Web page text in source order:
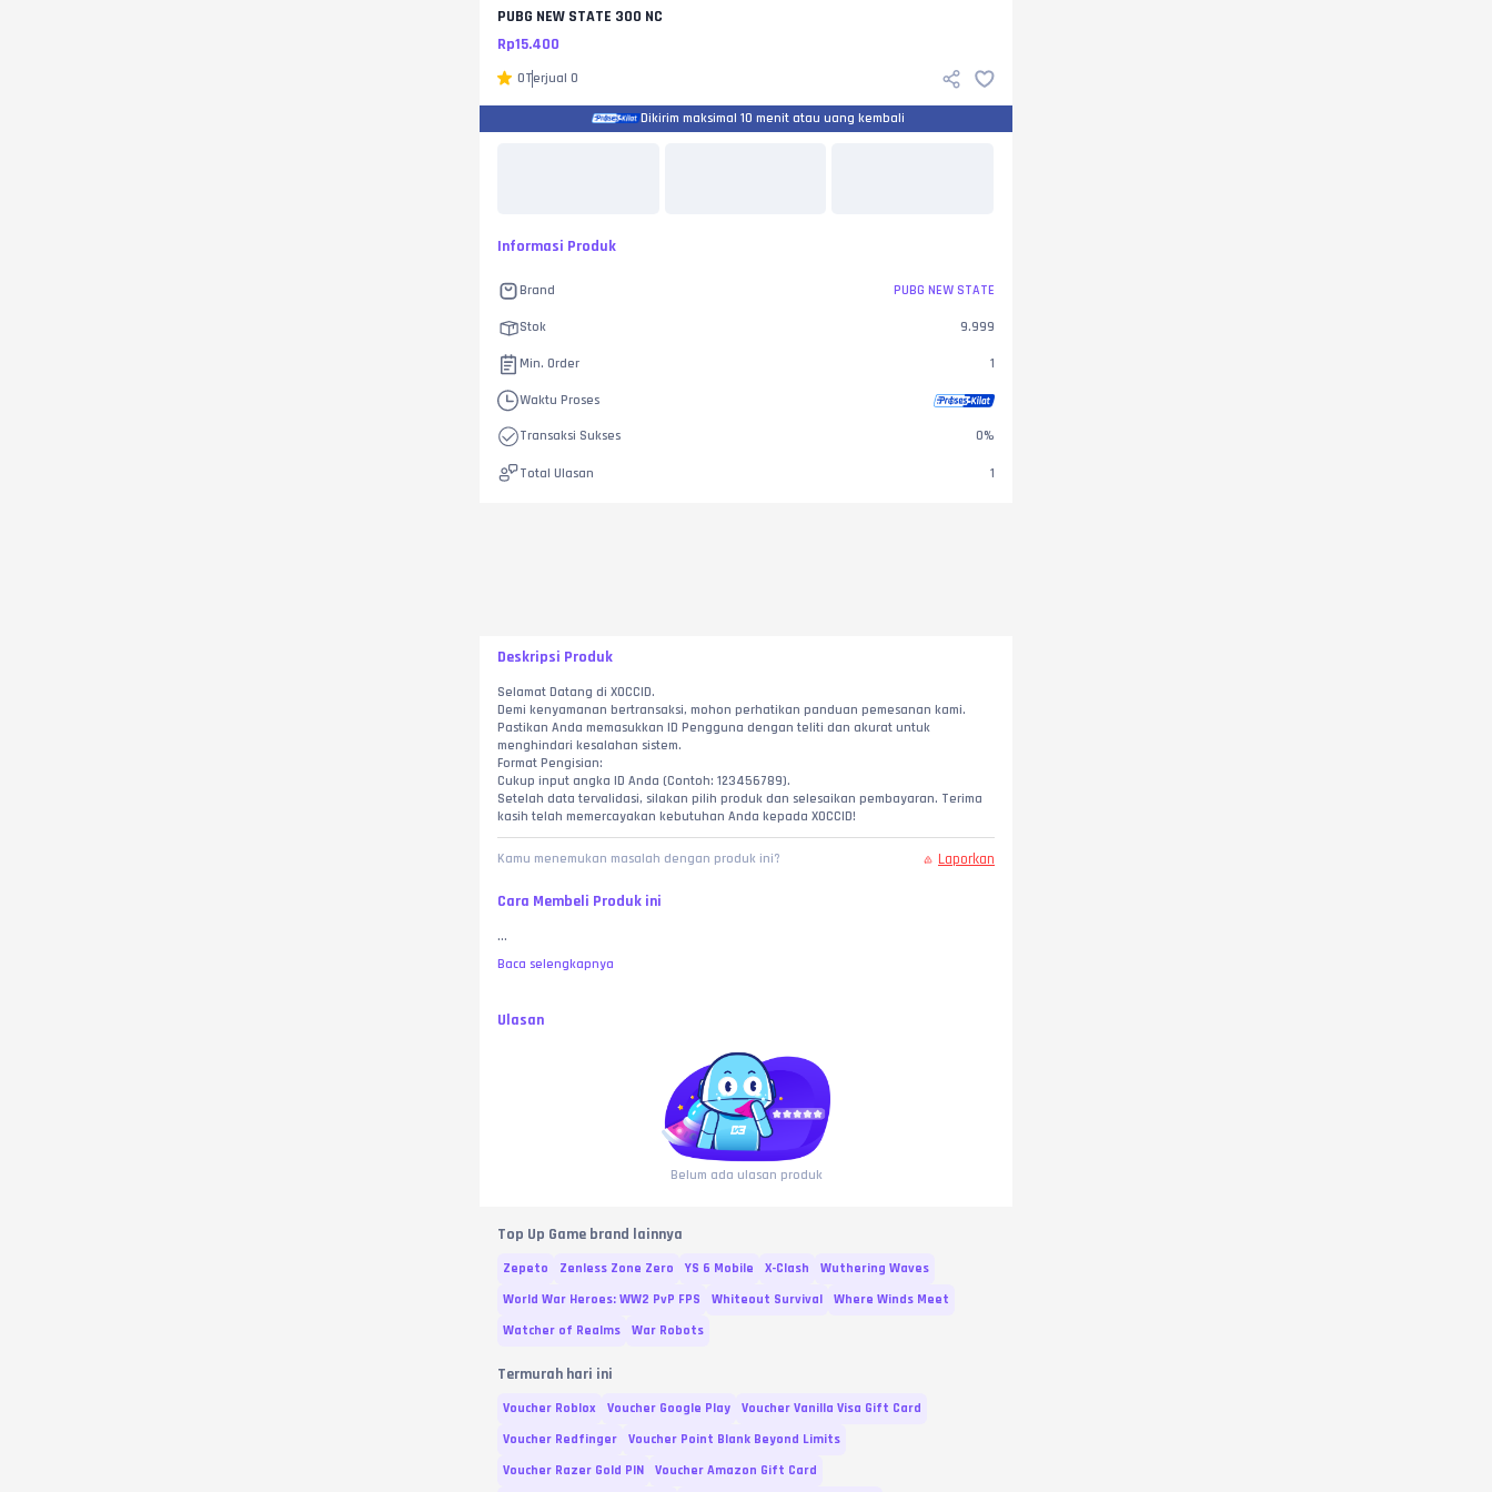
PUBG NEW STATE 300 NC
Rp15.400
0Terjual 0
Dikirim maksimal 10 menit atau uang kembali
Informasi Produk
Brand PUBG NEW STATE
Stok 9.999
Min. Order 1
Waktu Proses
Transaksi Sukses 0%
Total Ulasan 1
Deskripsi Produk
Selamat Datang di XOCCID.
Demi kenyamanan bertransaksi, mohon perhatikan panduan pemesanan kami.
Pastikan Anda memasukkan ID Pengguna dengan teliti dan akurat untuk
menghindari kesalahan sistem.
Format Pengisian:
Cukup input angka ID Anda (Contoh: 123456789).
Setelah data tervalidasi, silakan pilih produk dan selesaikan pembayaran. Terima
kasih telah memercayakan kebutuhan Anda kepada XOCCID!
Kamu menemukan masalah dengan produk ini? Laporkan
Cara Membeli Produk ini
...
Baca selengkapnya
Ulasan
Belum ada ulasan produk
Top Up Game brand lainnya
Zepeto Zenless Zone Zero YS 6 Mobile X-Clash
Wuthering Waves
World War Heroes: WW2 PvP FPS
Whiteout Survival
Where Winds Meet
Watcher of Realms
War Robots
Termurah hari ini
Voucher Roblox Voucher Google Play
Voucher Vanilla Visa Gift Card
Voucher Redfinger
Voucher Point Blank Beyond Limits
Voucher Razer Gold PIN
Voucher Amazon Gift Card